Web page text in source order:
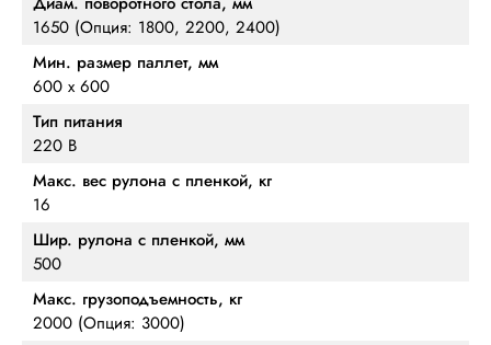
1650 (Опция: 1800, 2200, 2400)
Мин. размер паллет, мм
600 х 600
Тип питания
220 В
Макс. вес рулона с пленкой, кг
16
Шир. рулона с пленкой, мм
500
Макс. грузоподъемность, кг
2000 (Опция: 3000)